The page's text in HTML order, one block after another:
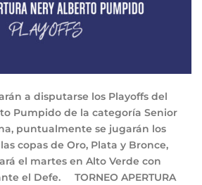
a disputarse los Playoffs del
Pumpido de la categoría Senior
puntualmente se jugarán los
copas de Oro, Plata y Bronce,
el martes en Alto Verde con
el Defe. TORNEO APERTURA